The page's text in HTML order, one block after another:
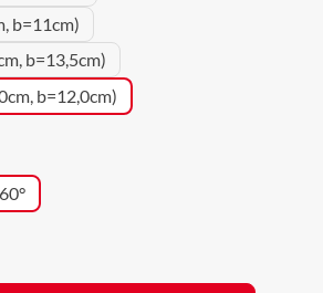
b=11cm)
b=13,5cm)
b=12,0cm)
60°
Gib den gewünschten